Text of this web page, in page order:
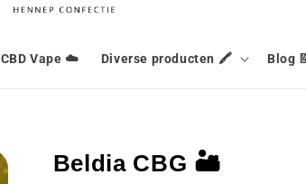
CBD Vape ☁️ Diverse producten 🖍️ Blog
Beldia CBG 🏜️